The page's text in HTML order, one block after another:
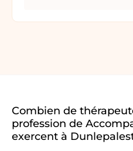
Combien de
profession de
exercent à